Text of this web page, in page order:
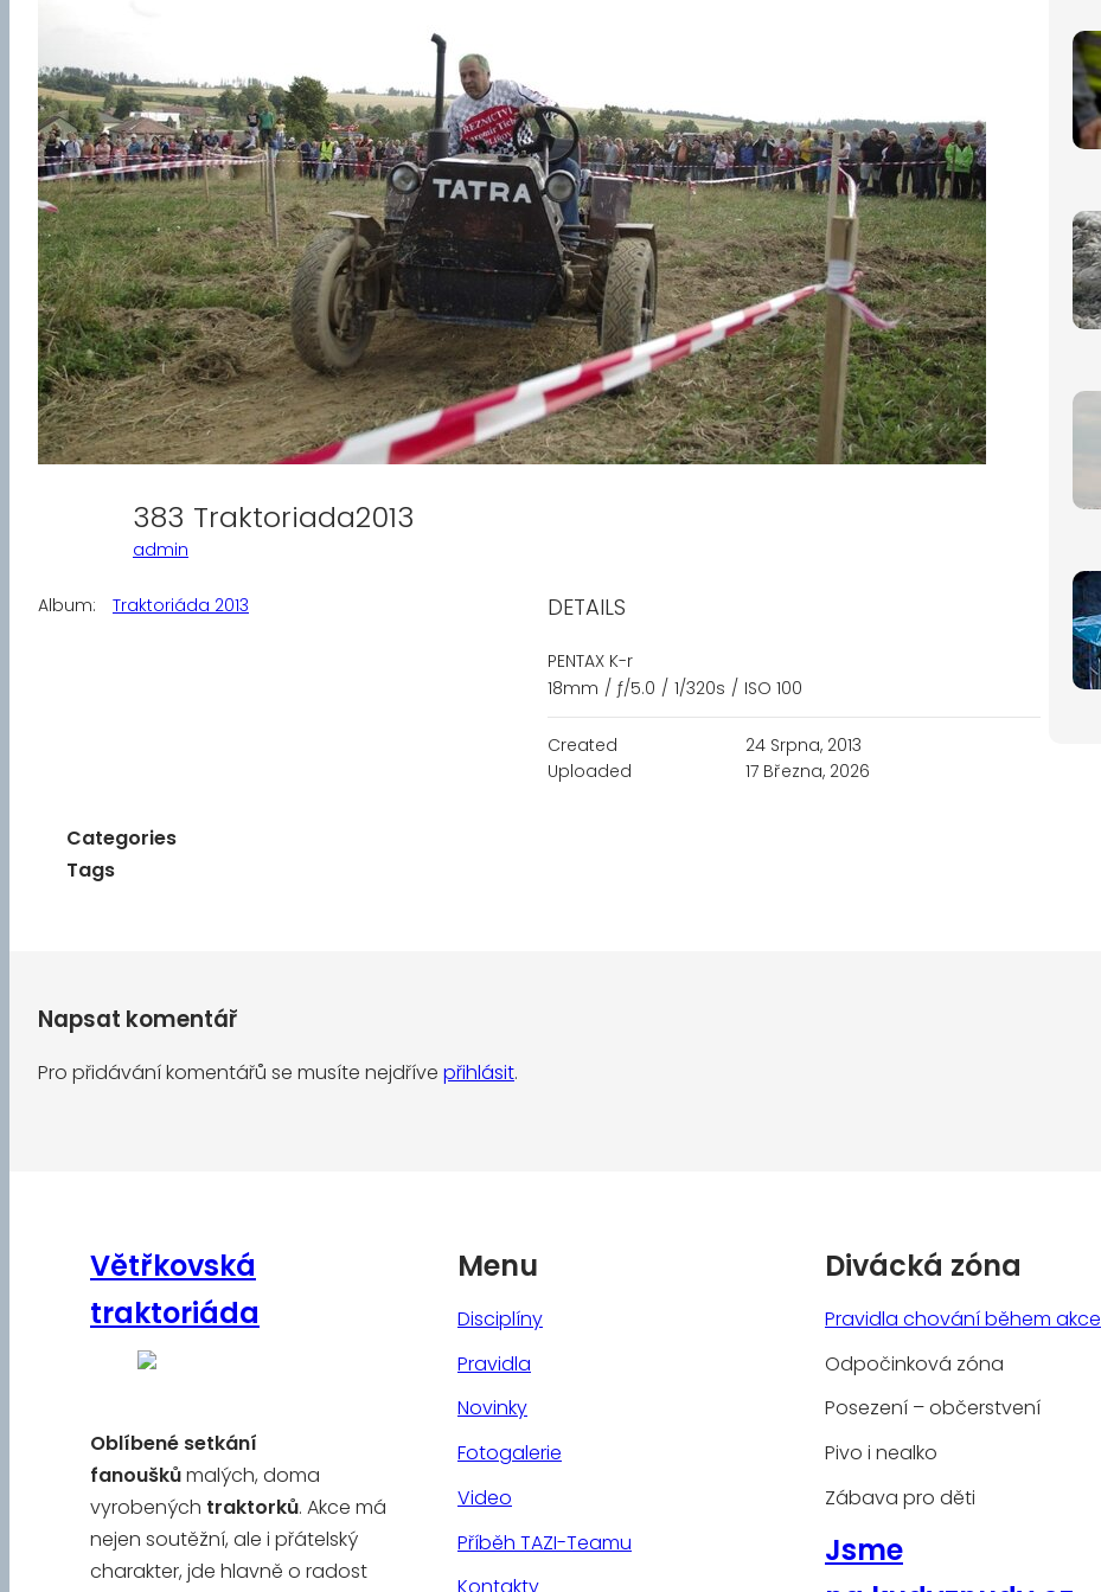
383 Traktoriada2013
admin
Album: Traktoriáda 2013 DETAILS
PENTAX K-r
18mm / ƒ/5.0 / 1/320s / ISO 100
Created
24 Srpna, 2013
Uploaded
17 Března, 2026
Categories
Tags
Napsat komentář
Pro přidávání komentářů se musíte nejdříve přihlásit.
Větřkovská
traktoriáda
Oblíbené setkání
fanouškůmalých, doma
vyrobených traktorků. Akce má
nejen soutěžní, ale i přátelský
charakter, jde hlavně o radost
Menu
Disciplíny
Pravidla
Novinky
Fotogalerie
Video
Příběh TAZI-Teamu
Divácká zóna
Pravidla chování během akce
Odpočinková zóna
Posezení – občerstvení
Pivo i nealko
Zábava pro děti
Jsme